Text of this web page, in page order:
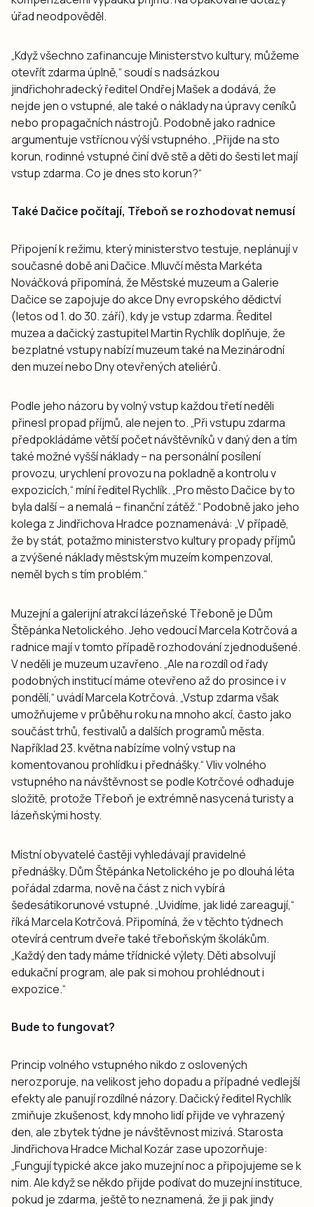
úřad neodpověděl.
„Když všechno zafinancuje Ministerstvo kultury, můžeme
otevřít zdarma úplně,“ soudí s nadsázkou
jindřichohradecký ředitel Ondřej Mašek a dodává, že
nejde jen o vstupné, ale také o náklady na úpravy ceníků
nebo propagačních nástrojů. Podobně jako radnice
argumentuje vstřícnou výší vstupného. „Přijde na sto
korun, rodinné vstupné činí dvě stě a děti do šesti let mají
vstup zdarma. Co je dnes sto korun?“
Také Dačice počítají, Třeboň se rozhodovat nemusí
Připojení k režimu, který ministerstvo testuje, neplánují v
současné době ani Dačice. Mluvčí města Markéta
Nováčková připomíná, že Městské muzeum a Galerie
Dačice se zapojuje do akce Dny evropského dědictví
(letos od 1. do 30. září), kdy je vstup zdarma. Ředitel
muzea a dačický zastupitel Martin Rychlík doplňuje, že
bezplatné vstupy nabízí muzeum také na Mezinárodní
den muzeí nebo Dny otevřených ateliérů.
Podle jeho názoru by volný vstup každou třetí neděli
přinesl propad příjmů, ale nejen to. „Při vstupu zdarma
předpokládáme větší počet návštěvníků v daný den a tím
také možné vyšší náklady – na personální posílení
provozu, urychlení provozu na pokladně a kontrolu v
expozicích,“ míní ředitel Rychlík. „Pro město Dačice by to
byla další – a nemalá – finanční zátěž.“ Podobně jako jeho
kolega z Jindřichova Hradce poznamenává: „V případě,
že by stát, potažmo ministerstvo kultury propady příjmů
a zvýšené náklady městským muzeím kompenzoval,
neměl bych s tím problém.“
Muzejní a galerijní atrakcí lázeňské Třeboně je Dům
Štěpánka Netolického. Jeho vedoucí Marcela Kotrčová a
radnice mají v tomto případě rozhodování zjednodušené.
V neděli je muzeum uzavřeno. „Ale na rozdíl od řady
podobných institucí máme otevřeno až do prosince i v
pondělí,“ uvádí Marcela Kotrčová. „Vstup zdarma však
umožňujeme v průběhu roku na mnoho akcí, často jako
součást trhů, festivalů a dalších programů města.
Například 23. května nabízíme volný vstup na
komentovanou prohlídku i přednášky.“ Vliv volného
vstupného na návštěvnost se podle Kotrčové odhaduje
složitě, protože Třeboň je extrémně nasycená turisty a
lázeňskými hosty.
Místní obyvatelé častěji vyhledávají pravidelné
přednášky. Dům Štěpánka Netolického je po dlouhá léta
pořádal zdarma, nově na část z nich vybírá
šedesátikorunové vstupné. „Uvidíme, jak lidé zareagují,“
říká Marcela Kotrčová. Připomíná, že v těchto týdnech
otevírá centrum dveře také třeboňským školákům.
„Každý den tady máme třídnické výlety. Děti absolvují
edukační program, ale pak si mohou prohlédnout i
expozice.“
Bude to fungovat?
Princip volného vstupného nikdo z oslovených
nerozporuje, na velikost jeho dopadu a případné vedlejší
efekty ale panují rozdílné názory. Dačický ředitel Rychlík
zmiňuje zkušenost, kdy mnoho lidí přijde ve vyhrazený
den, ale zbytek týdne je návštěvnost mizivá. Starosta
Jindřichova Hradce Michal Kozár zase upozorňuje:
„Fungují typické akce jako muzejní noc a připojujeme se k
nim. Ale když se někdo přijde podívat do muzejní instituce,
pokud je zdarma, ještě to neznamená, že ji pak jindy